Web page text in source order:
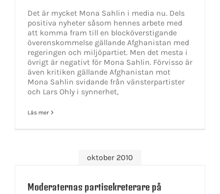
Det är mycket Mona Sahlin i media nu. Dels
positiva nyheter såsom hennes arbete med
att komma fram till en blocköverstigande
överenskommelse gällande Afghanistan med
regeringen och miljöpartiet. Men det mesta i
övrigt är negativt för Mona Sahlin. Förvisso är
även kritiken gällande Afghanistan mot
Mona Sahlin svidande från vänsterpartister
och Lars Ohly i synnerhet,
Läs mer
oktober 2010
Moderaternas partisekreterare på